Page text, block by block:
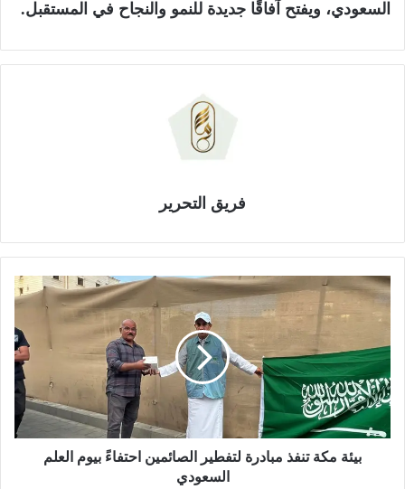
السعودي، ويفتح آفاقًا جديدة للنمو والنجاح في المستقبل.
فريق التحرير
ة
م
ك
ة
ت
‏بيئة مكة تنفذ مبادرة لتفطير الصائمين احتفاءً بيوم العلم
السعودي